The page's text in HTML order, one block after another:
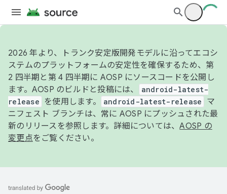
2026 年より、トランク安定版開発モデルに沿ってエコシ
ステムのプラットフォームの安定性を確保するため、第
2 四半期と第 4 四半期に AOSP にソースコードを公開し
ます。AOSP のビルドと投稿には、
android-latest-
release
を使用します。 android-latest-release
マ
ニフェスト ブランチは、常に AOSP にプッシュされた最
新のリリースを参照します。詳細については、AOSP の
変更点をご覧ください。